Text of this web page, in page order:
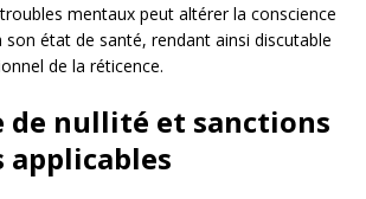
mentaux peut altérer la conscience
état de santé, rendant ainsi discutable
de la réticence.
de nullité et sanctions